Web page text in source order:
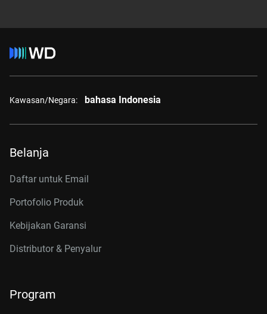
Kawasan/Negara: bahasa Indonesia
Belanja
Daftar untuk Email
Portofolio Produk
Kebijakan Garansi
Distributor & Penyalur
Program